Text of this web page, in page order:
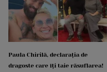
Paula Chirilă, declarația de
dragoste care îți taie răsuflarea!